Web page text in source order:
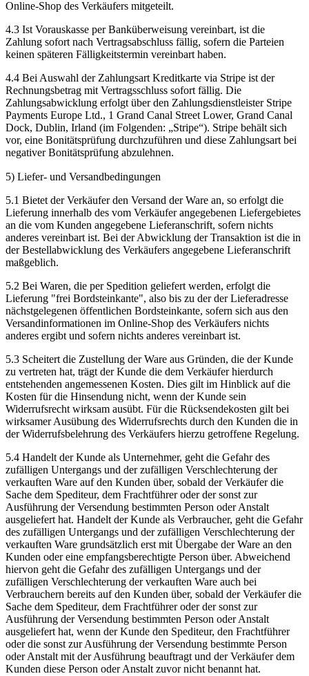
Online-Shop des Verkäufers mitgeteilt.
4.3 Ist Vorauskasse per Banküberweisung vereinbart, ist die
Zahlung sofort nach Vertragsabschluss fällig, sofern die Parteien
keinen späteren Fälligkeitstermin vereinbart haben.
4.4 Bei Auswahl der Zahlungsart Kreditkarte via Stripe ist der
Rechnungsbetrag mit Vertragsschluss sofort fällig. Die
Zahlungsabwicklung erfolgt über den Zahlungsdienstleister Stripe
Payments Europe Ltd., 1 Grand Canal Street Lower, Grand Canal
Dock, Dublin, Irland (im Folgenden: „Stripe“). Stripe behält sich
vor, eine Bonitätsprüfung durchzuführen und diese Zahlungsart bei
negativer Bonitätsprüfung abzulehnen.
5) Liefer- und Versandbedingungen
5.1 Bietet der Verkäufer den Versand der Ware an, so erfolgt die
Lieferung innerhalb des vom Verkäufer angegebenen Liefergebietes
an die vom Kunden angegebene Lieferanschrift, sofern nichts
anderes vereinbart ist. Bei der Abwicklung der Transaktion ist die in
der Bestellabwicklung des Verkäufers angegebene Lieferanschrift
maßgeblich.
5.2 Bei Waren, die per Spedition geliefert werden, erfolgt die
Lieferung "frei Bordsteinkante", also bis zu der der Lieferadresse
nächstgelegenen öffentlichen Bordsteinkante, sofern sich aus den
Versandinformationen im Online-Shop des Verkäufers nichts
anderes ergibt und sofern nichts anderes vereinbart ist.
5.3 Scheitert die Zustellung der Ware aus Gründen, die der Kunde
zu vertreten hat, trägt der Kunde die dem Verkäufer hierdurch
entstehenden angemessenen Kosten. Dies gilt im Hinblick auf die
Kosten für die Hinsendung nicht, wenn der Kunde sein
Widerrufsrecht wirksam ausübt. Für die Rücksendekosten gilt bei
wirksamer Ausübung des Widerrufsrechts durch den Kunden die in
der Widerrufsbelehrung des Verkäufers hierzu getroffene Regelung.
5.4 Handelt der Kunde als Unternehmer, geht die Gefahr des
zufälligen Untergangs und der zufälligen Verschlechterung der
verkauften Ware auf den Kunden über, sobald der Verkäufer die
Sache dem Spediteur, dem Frachtführer oder der sonst zur
Ausführung der Versendung bestimmten Person oder Anstalt
ausgeliefert hat. Handelt der Kunde als Verbraucher, geht die Gefahr
des zufälligen Untergangs und der zufälligen Verschlechterung der
verkauften Ware grundsätzlich erst mit Übergabe der Ware an den
Kunden oder eine empfangsberechtigte Person über. Abweichend
hiervon geht die Gefahr des zufälligen Untergangs und der
zufälligen Verschlechterung der verkauften Ware auch bei
Verbrauchern bereits auf den Kunden über, sobald der Verkäufer die
Sache dem Spediteur, dem Frachtführer oder der sonst zur
Ausführung der Versendung bestimmten Person oder Anstalt
ausgeliefert hat, wenn der Kunde den Spediteur, den Frachtführer
oder die sonst zur Ausführung der Versendung bestimmte Person
oder Anstalt mit der Ausführung beauftragt und der Verkäufer dem
Kunden diese Person oder Anstalt zuvor nicht benannt hat.